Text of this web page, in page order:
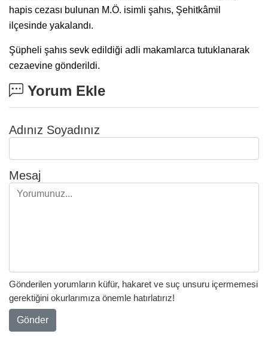
hapis cezası bulunan M.Ö. isimli şahıs, Şehitkâmil
ilçesinde yakalandı.
Şüpheli şahıs sevk edildiği adli makamlarca tutuklanarak
cezaevine gönderildi.
Yorum Ekle
Adınız Soyadınız
Mesaj
Gönderilen yorumların küfür, hakaret ve suç unsuru içermemesi
gerektiğini okurlarımıza önemle hatırlatırız!
Gönder